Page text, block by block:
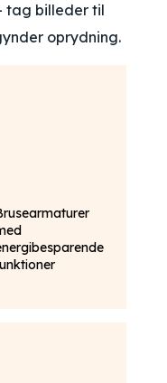
tag billeder til
oprydning.